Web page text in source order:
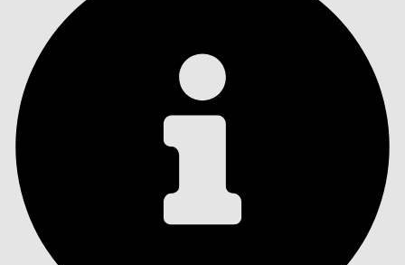
Índice de materias
ÍNDICE DE MATERIAS